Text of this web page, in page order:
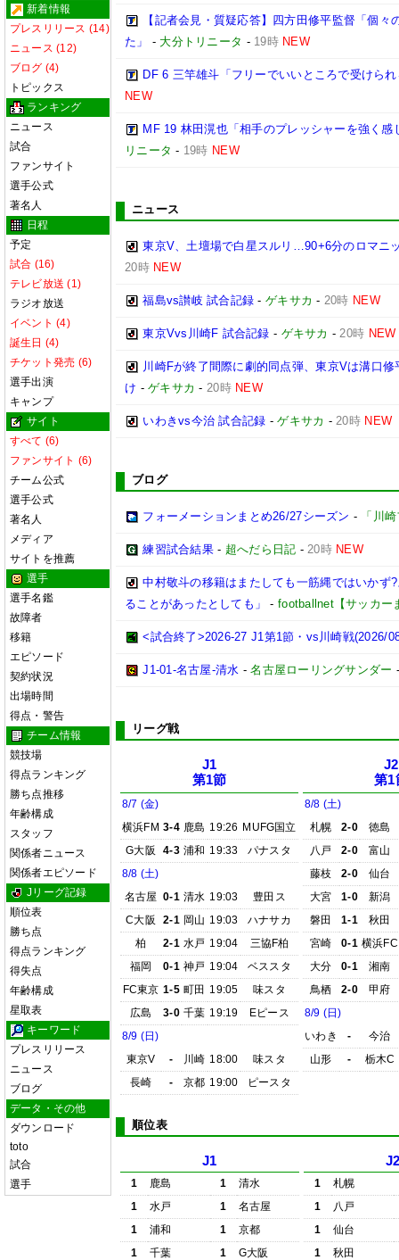
新着情報
プレスリリース (14)
ニュース (12)
ブログ (4)
トピックス
ランキング
ニュース
試合
ファンサイト
選手公式
著名人
日程
予定
試合 (16)
テレビ放送 (1)
ラジオ放送
イベント (4)
誕生日 (4)
チケット発売 (6)
選手出演
キャンプ
サイト
すべて (6)
ファンサイト (6)
チーム公式
選手公式
著名人
メディア
サイトを推薦
選手
選手名鑑
故障者
移籍
エピソード
契約状況
出場時間
得点・警告
チーム情報
競技場
得点ランキング
勝ち点推移
年齢構成
スタッフ
関係者ニュース
関係者エピソード
Jリーグ記録
順位表
勝ち点
得点ランキング
得失点
年齢構成
星取表
キーワード
プレスリリース
ニュース
ブログ
データ・その他
ダウンロード
toto
試合
選手
【記者会見・質疑応答】四方田修平監督「個
た」
- 大分トリニータ - 19時 NEW
DF 6 三竿雄斗「フリーでいいところで受けら
NEW
MF 19 林田滉也「相手のプレッシャーを強く
リニータ - 19時 NEW
ニュース
東京V、土壇場で白星スルリ…90+6分のロマニ
20時 NEW
福島vs讃岐 試合記録 -ゲキサカ - 20時 NEW
東京Vvs川崎F 試合記録 - ゲキサカ -20時 NEW
川崎Fが終了間際に劇的同点弾、東京Vは溝口
け -ゲキサカ - 20時 NEW
いわきvs今治 試合記録 -ゲキサカ -20時 NEW
ブログ
フォーメーションまとめ26/27シーズン - 「川
練習試合結果- 超へだら日記 -20時 NEW
中村敬斗の移籍はまたしても一筋縄ではいかず
ることがあったとしても」
-footballnet【サッカー
<試合終了>2026-27 J1第1節・vs川崎戦(2026/
J1-01-名古屋-清水 -名古屋ローリングサンダー
リーグ戦
J1
第1節
8/7 (金)
横浜FM 3-4 鹿島 19:26 MUFG国立
G大阪
4-3 浦和 19:33
パナスタ
8/8 (土)
名古屋 0-1 清水 19:03
豊田ス
C大阪
2-1 岡山 19:03
ハナサカ
柏
2-1 水戸 19:04
三協F柏
福岡
0-1 神戸 19:04
ベススタ
FC東京 1-5 町田 19:05
味スタ
広島
3-0 千葉 19:19
Eピース
8/9 (日)
東京V
- 川崎 18:00
味スタ
長崎
- 京都 19:00 ピースタ
J2
第1
8/8 (土)
札幌
2-0
徳島
八戸
2-0
富山
藤枝
2-0
仙台
大宮
1-0
新潟
磐田
1-1
秋田
宮崎
0-1 横浜FC
大分
0-1
湘南
鳥栖
2-0
甲府
8/9 (日)
いわき
-
今治
山形
- 栃木C
順位表
J1
1 鹿島 1
清水
1
水戸 1
名古屋
1
浦和 1
京都
1
千葉 1
G大阪
1
札幌
1
八戸
1
仙台
1
秋田